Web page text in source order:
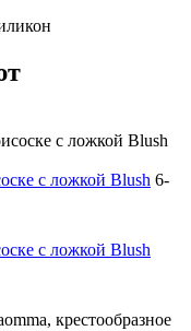
с ложкой Blush 6-
с ложкой Blush